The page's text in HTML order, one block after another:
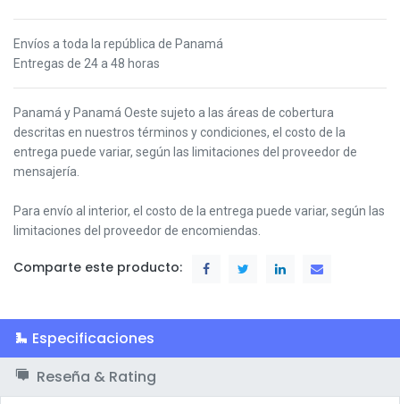
Envíos a toda la república de Panamá
Entregas de 24 a 48 horas
Panamá y Panamá Oeste sujeto a las áreas de cobertura
descritas en nuestros términos y condiciones, el costo de la
entrega puede variar, según las limitaciones del proveedor de
mensajería.
Para envío al interior, el costo de la entrega puede variar, según las
limitaciones del proveedor de encomiendas.
Comparte este producto:
Especificaciones
Reseña & Rating